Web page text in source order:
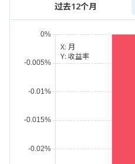
过去12个月
X: 月
Y: 收益率